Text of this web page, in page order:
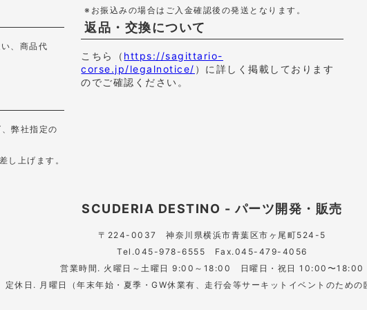
、商品代
弊社指定の
し上げます。
※お振込みの場合はご入金確認後の発送となります。
返品・交換について
こちら（ https://sagittario-
corse.jp/legalnotice/ ）に詳しく掲載しております
のでご確認ください。
SCUDERIA DESTINO - パーツ開発・販売
〒224-0037神奈川県横浜市青葉区市ヶ尾町524-5
Tel.045-978-6555 Fax.045-479-4056
営業時間. 火曜日～土曜日 9:00～18:00
日曜日・祝日 10:00〜18:00
定休日. 月曜日（年末年始・夏季・GW休業有、走行会等サーキットイベントのための